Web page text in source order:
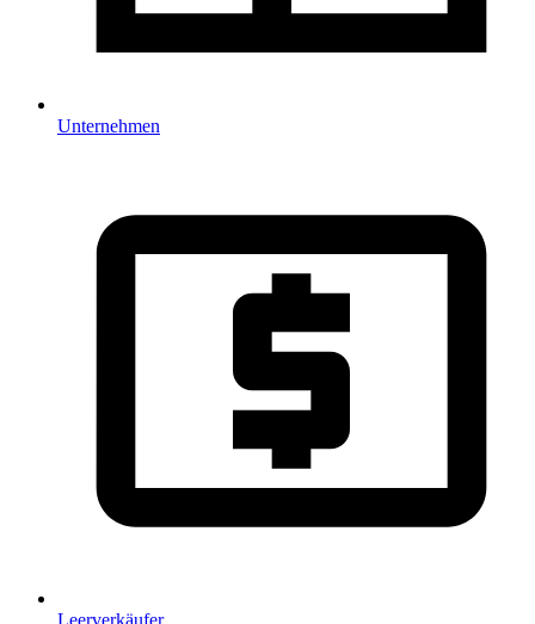
Unternehmen
Leerverkäufer